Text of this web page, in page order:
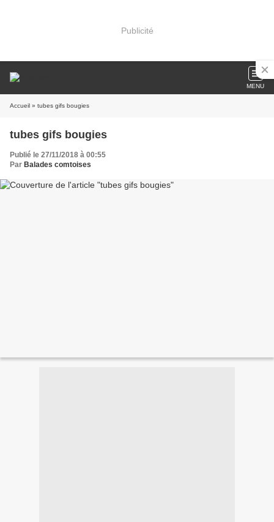
Publicité
MENU
Accueil » tubes gifs bougies
tubes gifs bougies
Publié le 27/11/2018 à 00:55
Par Balades comtoises